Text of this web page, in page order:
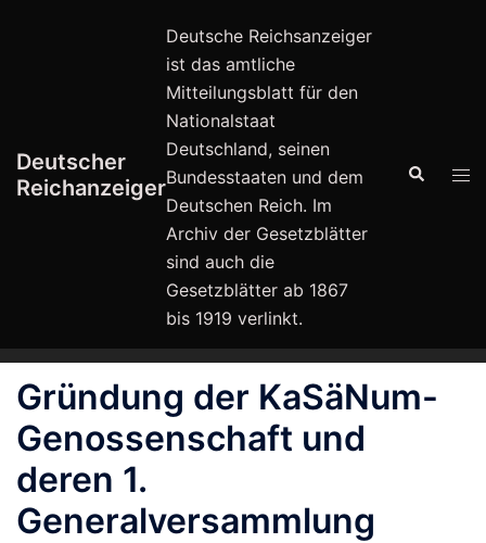
Deutscher
Reichanzeiger
Deutsche Reichsanzeiger
ist das amtliche
Mitteilungsblatt für den
Nationalstaat
Deutschland, seinen
Bundesstaaten und dem
Deutschen Reich. Im
Archiv der Gesetzblätter
sind auch die
Gesetzblätter ab 1867
bis 1919 verlinkt.
Suche
Gründung der KaSäNum-
Genossenschaft und
deren 1.
Generalversammlung